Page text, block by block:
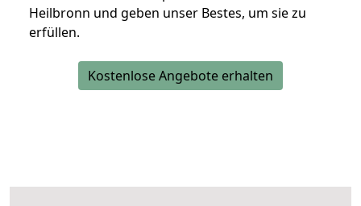
Heilbronn und geben unser Bestes, um sie zu
erfüllen.
Kostenlose Angebote erhalten